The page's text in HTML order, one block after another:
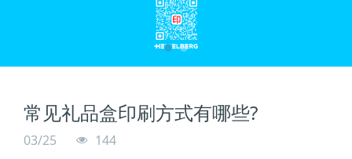
常见礼品盒印刷方式有哪些?
03/25 144